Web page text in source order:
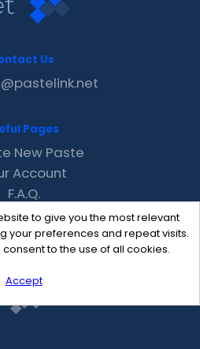
to give you the most relevant
your preferences and repeat visits.
consent to the use of all cookies.
Accept
Us
Pages
New Paste
Account
F.A.Q.
Recent